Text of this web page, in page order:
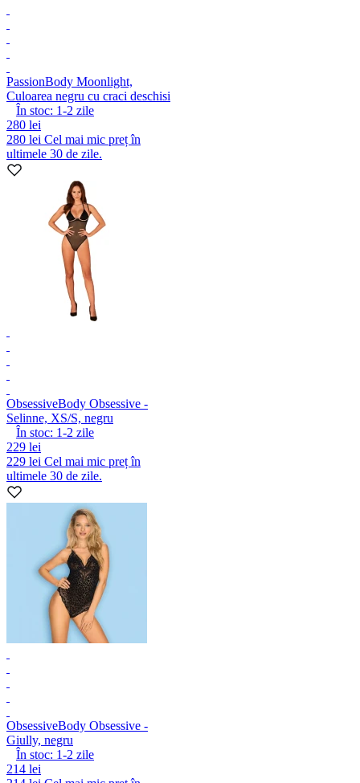
PassionBody Moonlight,
Culoarea negru cu craci deschisi
În stoc: 1-2 zile
280 lei
280 lei Cel mai mic preț în
ultimele 30 de zile.
ObsessiveBody Obsessive -
Selinne, XS/S, negru
În stoc: 1-2 zile
229 lei
229 lei Cel mai mic preț în
ultimele 30 de zile.
ObsessiveBody Obsessive -
Giully, negru
În stoc: 1-2 zile
214 lei